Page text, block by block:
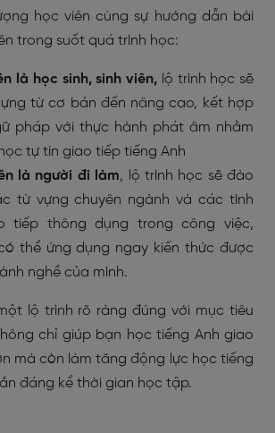
học viên cùng sự hướng dẫn bài
trong suốt quá trình học:
là học sinh, sinh viên, lộ trình học sẽ
từ cơ bản đến nâng cao, kết hợp
pháp với thực hành phát âm nhằm
tự tin giao tiếp tiếng Anh
là người đi làm, lộ trình học sẽ đào
từ vựng chuyên ngành và các tình
tiếp thông dụng trong công việc,
thể ứng dụng ngay kiến thức được
nghề của mình.
lộ trình rõ ràng đúng với mục tiêu
chỉ giúp bạn học tiếng Anh giao
mà còn làm tăng động lực học tiếng
đáng kể thời gian học tập.